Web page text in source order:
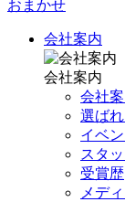
会社案内
会社案内
会社
選ば
イベ
スタ
受賞歴
メデ